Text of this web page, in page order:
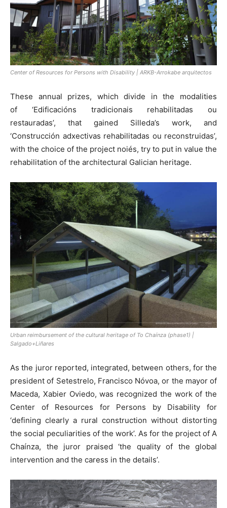
Center of Resources for Persons with Disability | ARKB-Arrokabe arquitectos
These annual prizes, which divide in the modalities
of ‘Edificacións tradicionais rehabilitadas ou
restauradas’, that gained Silleda’s work, and
‘Construcción adxectivas rehabilitadas ou reconstruidas’,
with the choice of the project noiés, try to put in value the
rehabilitation of the architectural Galician heritage.
Urban reimbursement of the cultural heritage of To Chaínza (phase1) |
Salgado+Liñares
As the juror reported, integrated, between others, for the
president of Setestrelo, Francisco Nóvoa, or the mayor of
Maceda, Xabier Oviedo, was recognized the work of the
Center of Resources for Persons by Disability for
‘defining clearly a rural construction without distorting
the social peculiarities of the work’. As for the project of A
Chaínza, the juror praised ‘the quality of the global
intervention and the caress in the details’.